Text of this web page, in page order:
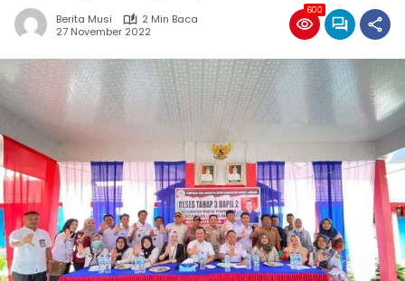
Berita Musi
2 Min Baca
27 November 2022
600